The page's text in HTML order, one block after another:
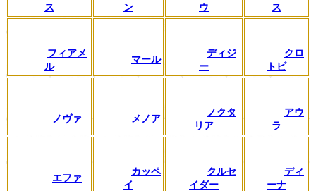
ス
ン
ウ
ス
フィアメ
ル
マール
ディジ
ー
クロ
トビ
ノヴァ メノア
ノクタ
リア
アウ
ラ
エファ
カッペ
イ
クルセ
イダー
ディ
ーナ